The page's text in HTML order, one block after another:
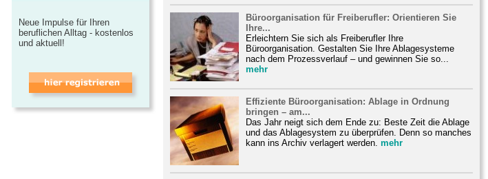
Büroorganisation für Freiberufler: Orientieren Sie
Ihre...
Erleichtern Sie sich als Freiberufler Ihre
Büroorganisation. Gestalten Sie Ihre Ablagesysteme
nach dem Prozessverlauf – und gewinnen Sie so...
mehr
Effiziente Büroorganisation: Ablage in Ordnung
bringen – am...
Das Jahr neigt sich dem Ende zu: Beste Zeit die Ablage
und das Ablagesystem zu überprüfen. Denn so manches
kann ins Archiv verlagert werden. mehr
Neue Impulse für Ihren
beruflichen Alltag - kostenlos
und aktuell!